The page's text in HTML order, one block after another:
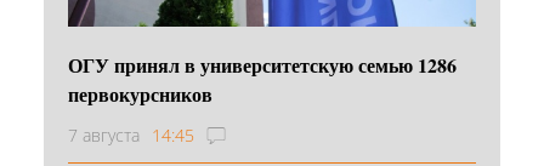
ОГУ принял в университетскую семью 1286
первокурсников
7 августа 14:45